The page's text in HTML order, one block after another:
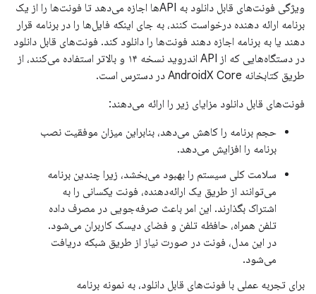
ویژگی فونت‌های قابل دانلود به APIها اجازه می‌دهد تا فونت‌ها را از یک
برنامه ارائه دهنده درخواست کنند، به جای اینکه فایل‌ها را در برنامه قرار
دهند یا به برنامه اجازه دهند فونت‌ها را دانلود کند. فونت‌های قابل دانلود
در دستگاه‌هایی که از API اندروید نسخه ۱۴ و بالاتر استفاده می‌کنند، از
طریق کتابخانه AndroidX Core در دسترس است.
فونت‌های قابل دانلود مزایای زیر را ارائه می‌دهند:
حجم برنامه را کاهش می‌دهد، بنابراین میزان موفقیت نصب
برنامه را افزایش می‌دهد.
سلامت کلی سیستم را بهبود می‌بخشد، زیرا چندین برنامه
می‌توانند از طریق یک ارائه‌دهنده، فونت یکسانی را به
اشتراک بگذارند. این امر باعث صرفه‌جویی در مصرف داده
تلفن همراه، حافظه تلفن و فضای دیسک کاربران می‌شود.
در این مدل، فونت در صورت نیاز از طریق شبکه دریافت
می‌شود.
برای تجربه عملی با فونت‌های قابل دانلود، به نمونه برنامه